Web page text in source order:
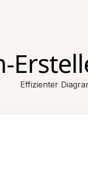
Effizienter